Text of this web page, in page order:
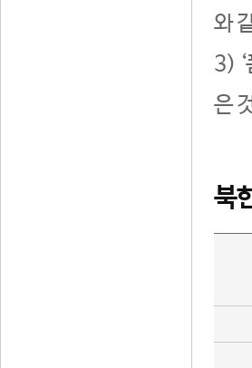
와
3) ‘
은
북